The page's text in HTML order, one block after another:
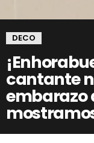
DECO
cantante
embarazo